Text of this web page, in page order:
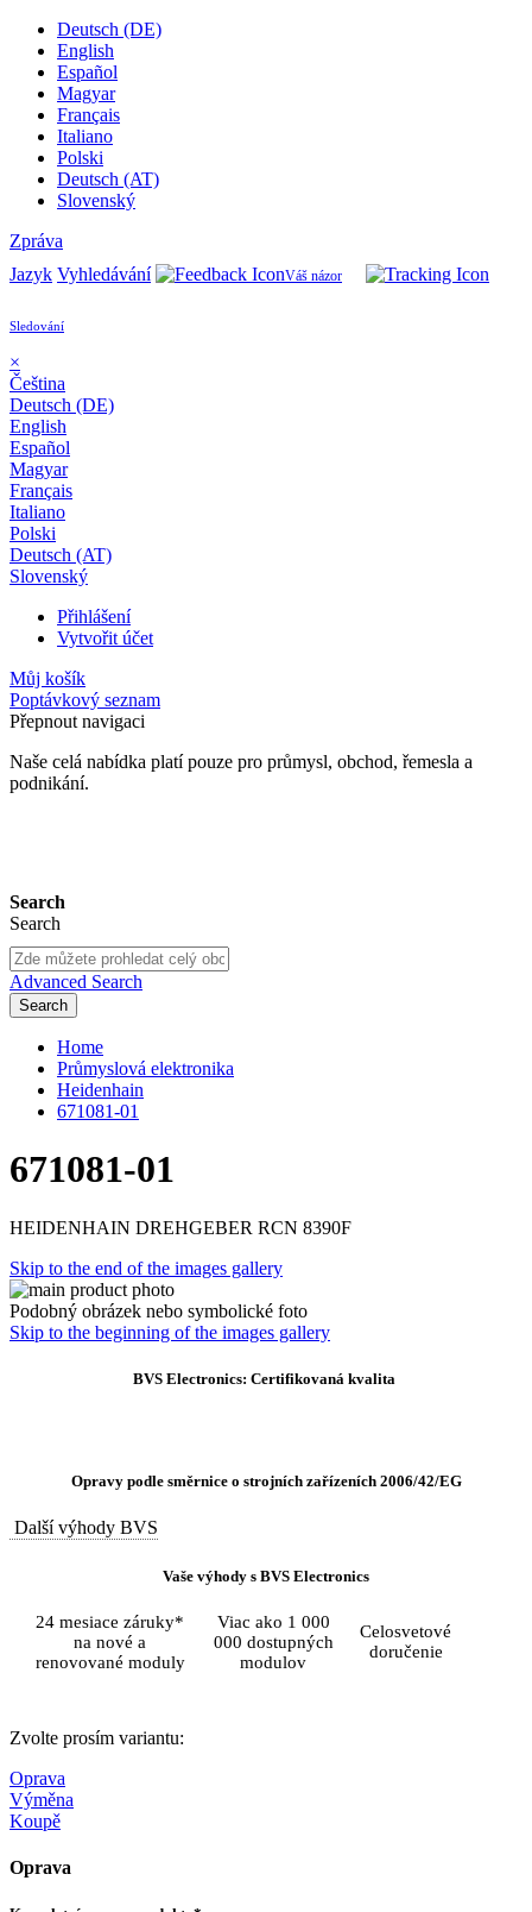
Deutsch (DE)
English
Español
Magyar
Français
Italiano
Polski
Deutsch (AT)
Slovenský
Zpráva
Jazyk Vyhledávání Váš názor
Sledování
×
Čeština
Deutsch (DE)
English
Español
Magyar
Français
Italiano
Polski
Deutsch (AT)
Slovenský
Přihlášení
Vytvořit účet
Můj košík
Poptávkový seznam
Přepnout navigaci
Naše celá nabídka platí pouze pro průmysl, obchod, řemesla a
podnikání.
Search
Search
Advanced Search
Search
Home
Průmyslová elektronika
Heidenhain
671081-01
671081-01
HEIDENHAIN DREHGEBER RCN 8390F
Skip to the end of the images gallery
Podobný obrázek nebo symbolické foto
Skip to the beginning of the images gallery
BVS Electronics: Certifikovaná kvalita
Opravy podle směrnice o strojních zařízeních 2006/42/EG
Další výhody BVS
Vaše výhody s BVS Electronics
24 mesiace záruky*
na nové a
renovované moduly
Viac ako 1 000
000 dostupných
modulov
Celosvetové
doručenie
Zvolte prosím variantu:
Oprava
Výměna
Koupě
Oprava